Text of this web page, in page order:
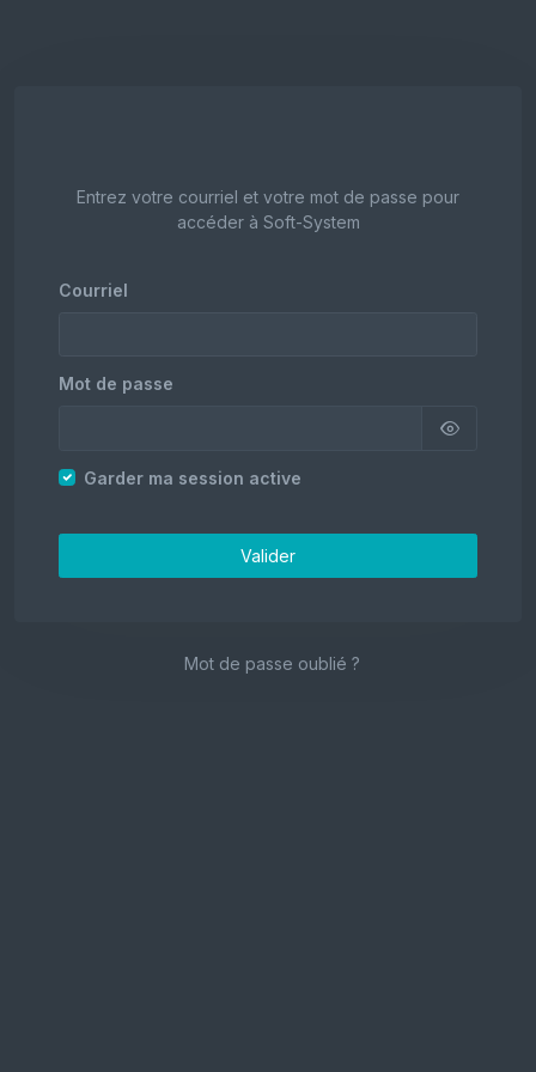
Entrez votre courriel et votre mot de passe pour
accéder à Soft-System
Courriel
Mot de passe
Garder ma session active
Valider
Mot de passe oublié ?